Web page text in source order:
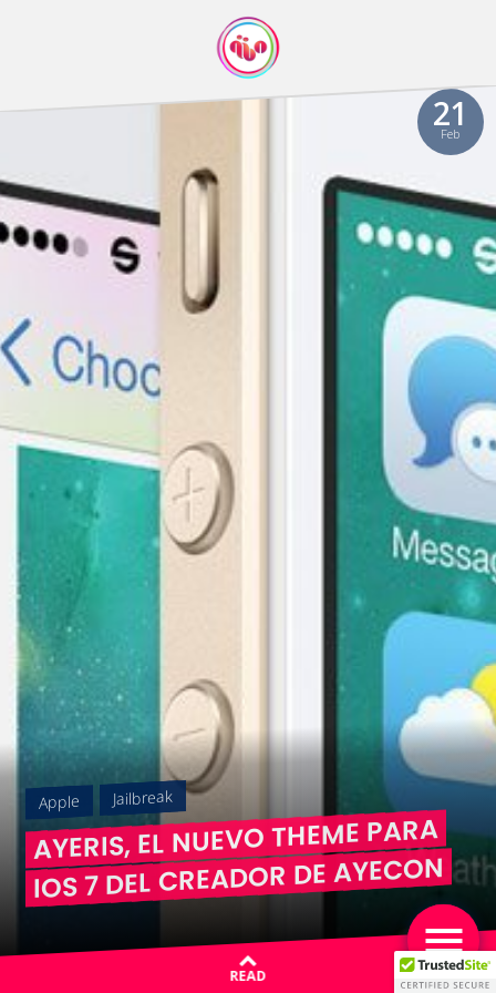
21
Feb
Apple Jailbreak
AYERIS, EL NUEVO THEME PARA
IOS 7 DEL CREADOR DE AYECON
READ